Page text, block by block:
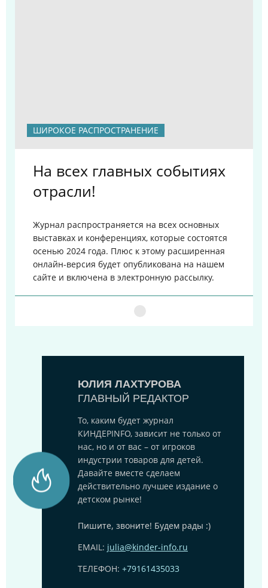
ШИРОКОЕ РАСПРОСТРАНЕНИЕ
На всех главных событиях
отрасли!
Журнал распространяется на всех основных
выставках и конференциях, которые состоятся
осенью 2024 года. Плюс к этому расширенная
онлайн-версия будет опубликована на нашем
сайте и включена в электронную рассылку.
ЮЛИЯ ЛАХТУРОВА
ГЛАВНЫЙ РЕДАКТОР
То, каким будет журнал
КИНДЕРINFO, зависит не только от
нас, но и от вас – от игроков
индустрии товаров для детей.
Давайте вместе сделаем
действительно лучшее издание о
детском рынке!
Пишите, звоните! Будем рады :)
EMAIL: julia@kinder-info.ru
ТЕЛЕФОН: +79161435033